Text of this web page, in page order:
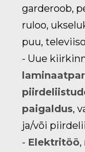
garderoob,
ruloo,
puu,
- Uue
paigaldus,
ja/või
- Elektritöö,